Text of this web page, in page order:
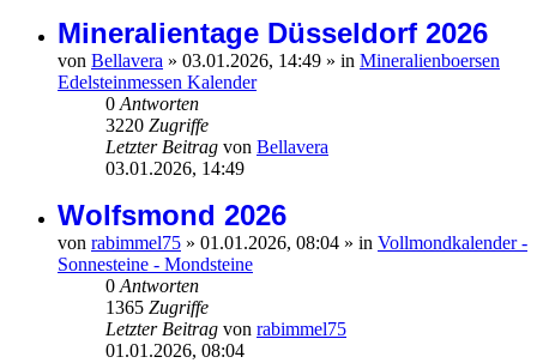
Mineralientage Düsseldorf 2026
von Bellavera » 03.01.2026, 14:49 » in Mineralienboersen
Edelsteinmessen Kalender
0 Antworten
3220 Zugriffe
Letzter Beitrag von Bellavera
03.01.2026, 14:49
Wolfsmond 2026
von rabimmel75 » 01.01.2026, 08:04 » in Vollmondkalender -
Sonnesteine - Mondsteine
0 Antworten
1365 Zugriffe
Letzter Beitrag von rabimmel75
01.01.2026, 08:04